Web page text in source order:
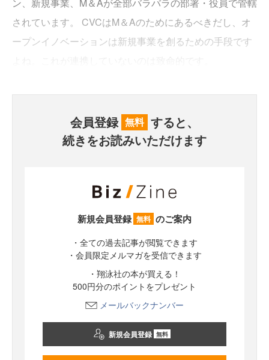
されています。 CVCはM＆Aのためにあるべきだし、オ
ープンイノベーションは新規事業を創るための手段です
会員登録 無料 すると、
続きをお読みいただけます
新規会員登録 無料 のご案内
・全ての過去記事が閲覧できます
・会員限定メルマガを受信できます
・翔泳社の本が買える！
500円分のポイントをプレゼント
メールバックナンバー
新規会員登録 無料